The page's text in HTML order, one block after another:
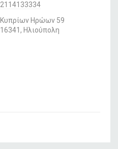
2114133334
Κυπρίων Ηρώων 59
16341, Ηλιούπολη